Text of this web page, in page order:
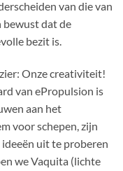
van die van
bewust dat de
bezit is.
Onze creativiteit!
van ePropulsion is
aan het
voor schepen, zijn
uit te proberen
we Vaquita (lichte